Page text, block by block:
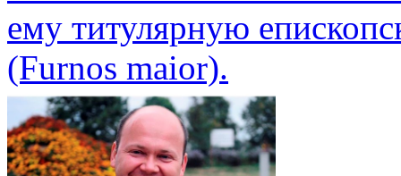
ему титулярную
(Furnоs maior).